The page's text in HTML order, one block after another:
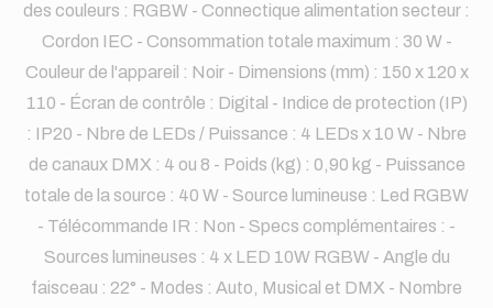
des couleurs : RGBW - Connectique alimentation secteur :
Cordon IEC - Consommation totale maximum : 30 W -
Couleur de l'appareil : Noir - Dimensions (mm) : 150 x 120 x
110 - Écran de contrôle : Digital - Indice de protection (IP)
: IP20 - Nbre de LEDs / Puissance : 4 LEDs x 10 W - Nbre
de canaux DMX : 4 ou 8 - Poids (kg) : 0,90 kg - Puissance
totale de la source : 40 W - Source lumineuse : Led RGBW
- Télécommande IR : Non - Specs complémentaires : -
Sources lumineuses : 4 x LED 10W RGBW - Angle du
faisceau : 22° - Modes : Auto, Musical et DMX - Nombre